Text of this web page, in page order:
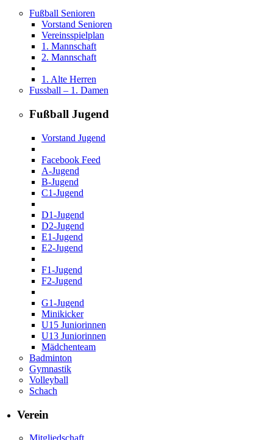
Fußball Senioren
Vorstand Senioren
Vereinsspielplan
1. Mannschaft
2. Mannschaft
1. Alte Herren
Fussball – 1. Damen
Fußball Jugend
Vorstand Jugend
Facebook Feed
A-Jugend
B-Jugend
C1-Jugend
D1-Jugend
D2-Jugend
E1-Jugend
E2-Jugend
F1-Jugend
F2-Jugend
G1-Jugend
Minikicker
U15 Juniorinnen
U13 Juniorinnen
Mädchenteam
Badminton
Gymnastik
Volleyball
Schach
Verein